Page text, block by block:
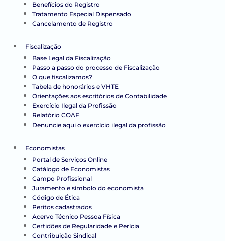
Benefícios do Registro
Tratamento Especial Dispensado
Cancelamento de Registro
Fiscalização
Base Legal da Fiscalização
Passo a passo do processo de Fiscalização
O que fiscalizamos?
Tabela de honorários e VHTE
Orientações aos escritórios de Contabilidade
Exercício Ilegal da Profissão
Relatório COAF
Denuncie aqui o exercício ilegal da profissão
Economistas
Portal de Serviços Online
Catálogo de Economistas
Campo Profissional
Juramento e símbolo do economista
Código de Ética
Peritos cadastrados
Acervo Técnico Pessoa Física
Certidões de Regularidade e Perícia
Contribuição Sindical